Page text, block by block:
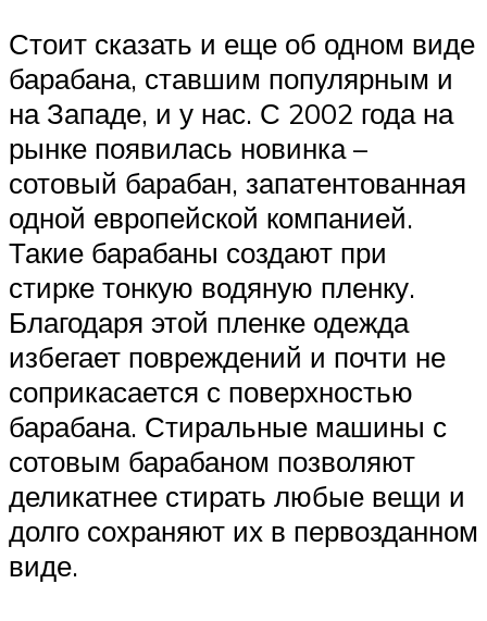
Стоит сказать и еще об одном виде
барабана, ставшим популярным и
на Западе, и у нас. С 2002 года на
рынке появилась новинка –
сотовый барабан, запатентованная
одной европейской компанией.
Такие барабаны создают при
стирке тонкую водяную пленку.
Благодаря этой пленке одежда
избегает повреждений и почти не
соприкасается с поверхностью
барабана. Стиральные машины с
сотовым барабаном позволяют
деликатнее стирать любые вещи и
долго сохраняют их в первозданном
виде.